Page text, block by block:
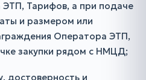
ЭТП, Тарифов, а при подаче
и размером или
Оператора ЭТП,
закупки рядом с НМЦД;
достоверность и